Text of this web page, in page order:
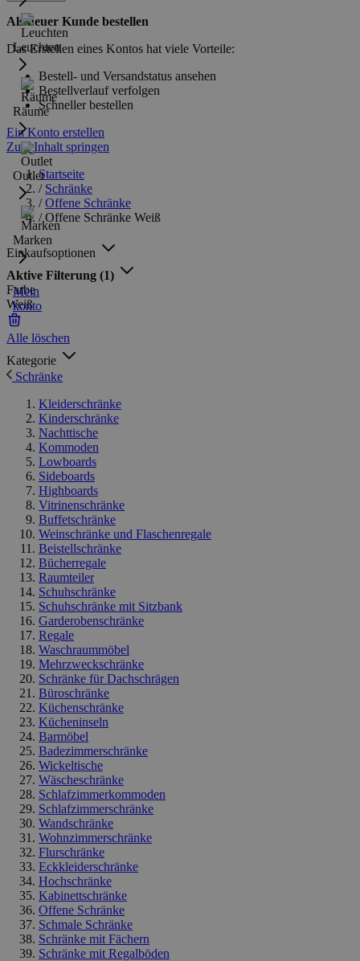
Leuchten
Räume
Outlet
Marken
Mein
konto
Als neuer Kunde bestellen
Das Erstellen eines Kontos hat viele Vorteile:
Bestell- und Versandstatus ansehen
Bestellverlauf verfolgen
Schneller bestellen
Ein Konto erstellen
Zum Inhalt springen
Startseite
/ Schränke
/ Offene Schränke
/ Offene Schränke Weiß
Einkaufsoptionen
Aktive Filterung (1)
Farbe
Weiß
Alle löschen
Kategorie
Schränke
Kleiderschränke
Kinderschränke
Nachttische
Kommoden
Lowboards
Sideboards
Highboards
Vitrinenschränke
Buffetschränke
Weinschränke und Flaschenregale
Beistellschränke
Bücherregale
Raumteiler
Schuhschränke
Schuhschränke mit Sitzbank
Garderobenschränke
Regale
Waschraummöbel
Mehrzweckschränke
Schränke für Dachschrägen
Büroschränke
Küchenschränke
Kücheninseln
Barmöbel
Badezimmerschränke
Wickeltische
Wäscheschränke
Schlafzimmerkommoden
Schlafzimmerschränke
Wandschränke
Wohnzimmerschränke
Flurschränke
Eckkleiderschränke
Hochschränke
Kabinettschränke
Offene Schränke
Schmale Schränke
Schränke mit Fächern
Schränke mit Regalböden